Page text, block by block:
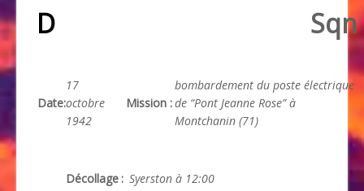
D
Sqn
Date:
17
octobre
1942
Mission :
bombardement du poste électrique
de “Pont Jeanne Rose” à
Montchanin (71)
Décollage : Syerston à 12:00